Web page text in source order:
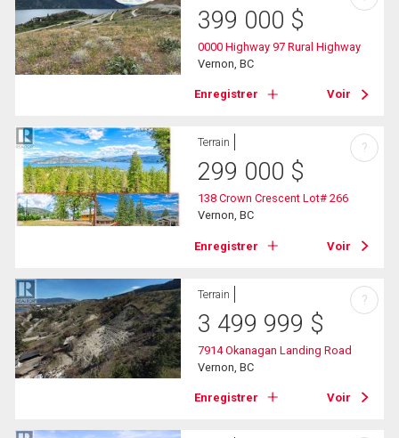
399 000 $
0000 Highway 97 Rural Highway
Vernon, BC
Enregistrer Voir
Terrain
299 000 $
138 Crown Crescent Lot# 266
Vernon, BC
Enregistrer Voir
?
Terrain
3 499 999 $
7914 Okanagan Landing Road
Vernon, BC
Enregistrer Voir
?